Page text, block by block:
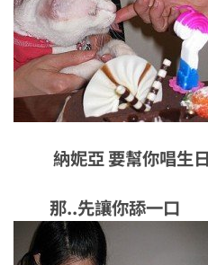
納妮亞 要幫你唱生日
那..先讓你舔一口